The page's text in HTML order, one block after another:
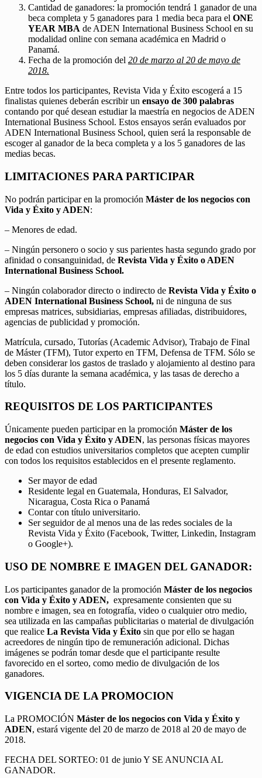
Cantidad de ganadores: la promoción tendrá 1 ganador de una
beca completa y 5 ganadores para 1 media beca para el ONE
YEAR MBA de ADEN International Business School en su
modalidad online con semana académica en Madrid o
Panamá.
Fecha de la promoción del 20 de marzo al 20 de mayo de
2018.
Entre todos los participantes, Revista Vida y Éxito escogerá a 15
finalistas quienes deberán escribir un ensayo de 300 palabras
contando por qué desean estudiar la maestría en negocios de ADEN
International Business School. Estos ensayos serán evaluados por
ADEN International Business School, quien será la responsable de
escoger al ganador de la beca completa y a los 5 ganadores de las
medias becas.
LIMITACIONES PARA PARTICIPAR
No podrán participar en la promoción Máster de los negocios con
Vida y Éxito y ADEN:
– Menores de edad.
– Ningún personero o socio y sus parientes hasta segundo grado por
afinidad o consanguinidad, de Revista Vida y Éxito o ADEN
International Business School.
– Ningún colaborador directo o indirecto de Revista Vida y Éxito o
ADEN International Business School, ni de ninguna de sus
empresas matrices, subsidiarias, empresas afiliadas, distribuidores,
agencias de publicidad y promoción.
Matrícula, cursado, Tutorías (Academic Advisor), Trabajo de Final
de Máster (TFM), Tutor experto en TFM, Defensa de TFM. Sólo se
deben considerar los gastos de traslado y alojamiento al destino para
los 5 días durante la semana académica, y las tasas de derecho a
título.
REQUISITOS DE LOS PARTICIPANTES
Únicamente pueden participar en la promoción Máster de los
negocios con Vida y Éxito y ADEN, las personas físicas mayores
de edad con estudios universitarios completos que acepten cumplir
con todos los requisitos establecidos en el presente reglamento.
Ser mayor de edad
Residente legal en Guatemala, Honduras, El Salvador,
Nicaragua, Costa Rica o Panamá
Contar con título universitario.
Ser seguidor de al menos una de las redes sociales de la
Revista Vida y Éxito (Facebook, Twitter, Linkedin, Instagram
o Google+).
USO DE NOMBRE E IMAGEN DEL GANADOR:
Los participantes ganador de la promoción Máster de los negocios
con Vida y Éxito y ADEN, expresamente consienten que su
nombre e imagen, sea en fotografía, video o cualquier otro medio,
sea utilizada en las campañas publicitarias o material de divulgación
que realice La Revista Vida y Éxito sin que por ello se hagan
acreedores de ningún tipo de remuneración adicional. Dichas
imágenes se podrán tomar desde que el participante resulte
favorecido en el sorteo, como medio de divulgación de los
ganadores.
VIGENCIA DE LA PROMOCION
La PROMOCIÓN Máster de los negocios con Vida y Éxito y
ADEN, estará vigente del 20 de marzo de 2018 al 20 de mayo de
2018.
FECHA DEL SORTEO: 01 de junio Y SE ANUNCIA AL
GANADOR.